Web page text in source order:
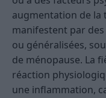
augmentation de la
manifestent par
ou généralisées,
de ménopause. La
réaction
une inflammation,